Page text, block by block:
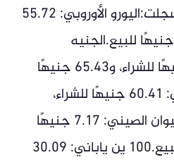
الجنيه المصري، حيث سجلت:اليورو الأوروبي: 55.72
جنيهًا للشراء، و55.89 جنيهًا للبيع.الجنيه
الإسترليني: 65.23 جنيهًا للشراء، و65.43 جنيهًا
للبيع.الفرنك السويسري: 60.41 جنيهًا للشراء،
و60.60 جنيهًا للبيع.اليوان الصيني: 7.17 جنيهًا
للشراء، و7.19 جنيهًا للبيع.100 ين ياباني: 30.09